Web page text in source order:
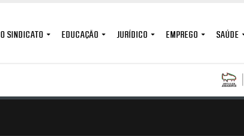
O SINDICATO EDUCAÇÃO JURÍDICO EMPREGO SAÚDE